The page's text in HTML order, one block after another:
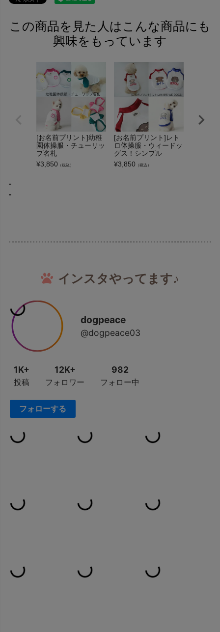
この商品を見た人はこんな商品にも
興味をもっています
[お名前プリント]幼稚
園体操服・チューリッ
プ名札
¥3,850 （税込）
[お名前プリント]レト
ロ体操服・ウィードッ
グス！シンプル
¥3,850 （税込）
"
"
インスタやってます♪